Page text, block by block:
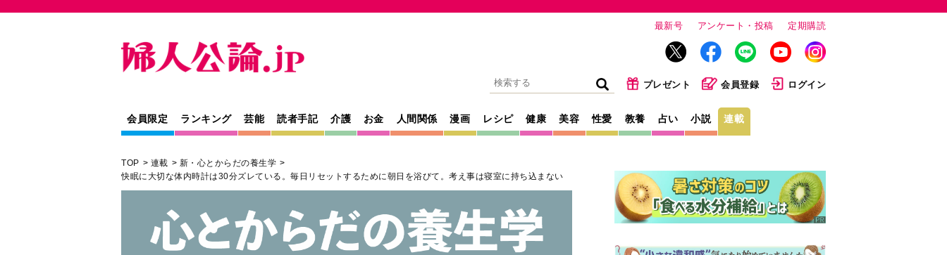
最新号 アンケート・投稿 定期購読
プレゼント 会員登録 ログイン
会員限定 ランキング 芸能 読者手記 介護 お金 人間関係 漫画 レシピ 健康 美容 性愛 教養 占い 小説 連載
TOP 連載
新・心とからだの養生学
快眠に大切な体内時計は30分ズレている。毎日リセットするために朝日を浴びて。考え事は寝室に持ち込まない